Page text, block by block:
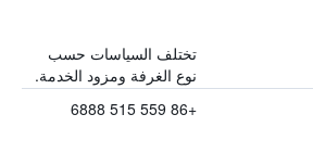
تختلف السياسات حسب
نوع الغرفة ومزود الخدمة.
+86 559 515 6888